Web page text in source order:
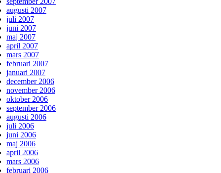
augusti 2007
juli 2007
juni 2007
maj 2007
april 2007
mars 2007
februari 2007
januari 2007
december 2006
november 2006
oktober 2006
september 2006
augusti 2006
juli 2006
juni 2006
maj 2006
april 2006
mars 2006
februari 2006